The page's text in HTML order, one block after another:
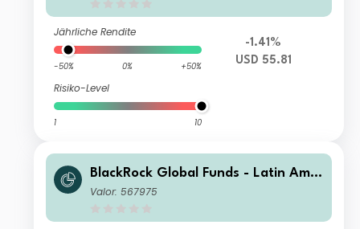
Jährliche Rendite
-50% 0% +50%
Risiko-Level
1 10
-1.41%
USD 55.81
BlackRock Global Funds - Latin Amer
ican Fund A2
Valor: 567975